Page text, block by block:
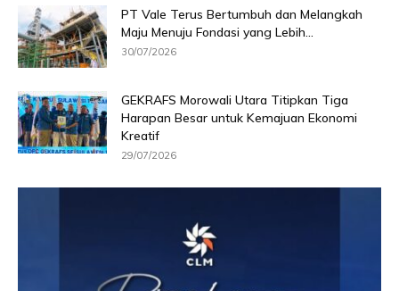
PT Vale Terus Bertumbuh dan Melangkah
Maju Menuju Fondasi yang Lebih...
30/07/2026
GEKRAFS Morowali Utara Titipkan Tiga
Harapan Besar untuk Kemajuan Ekonomi
Kreatif
29/07/2026